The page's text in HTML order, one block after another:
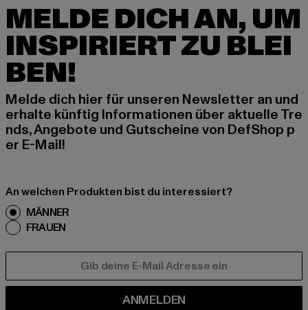
MELDE DICH AN, UM
INSPIRIERT ZU BLEI
BEN!
Melde dich hier für unseren Newsletter an und
erhalte künftig Informationen über aktuelle Tre
nds, Angebote und Gutscheine von DefShop p
er E-Mail!
An welchen Produkten bist du interessiert?
MÄNNER
FRAUEN
ANMELDEN